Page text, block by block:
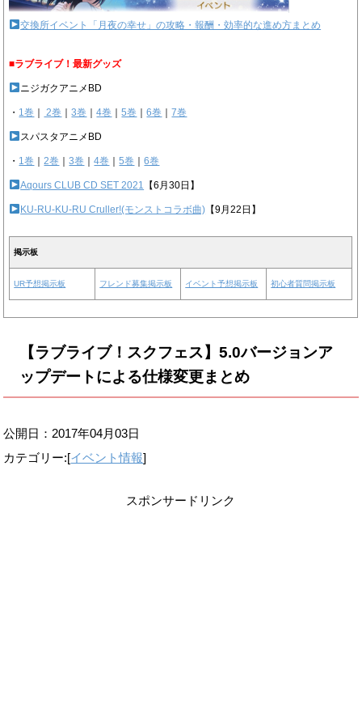
交換所イベント「月夜の幸せ」の攻略・報酬・効率的な進め方まとめ
■ラブライブ！最新グッズ
ニジガクアニメBD
・ 1巻 2巻 ｜3巻 ｜4巻 ｜5巻 ｜6巻 ｜7巻
スパスタアニメBD
・ 1巻 ｜2巻 ｜3巻 ｜4巻 ｜5巻 ｜6巻
Aqours CLUB CD SET 2021 【6月30日】
KU-RU-KU-RU Cruller!(モンストコラボ曲) 【9月22日】
掲示板
UR予想掲示板 フレンド募集掲示板 イベント予想掲示板 初心者質問掲示板
【ラブライブ！スクフェス】5.0バージョンア
ップデートによる仕様変更まとめ
公開日： 2017年04月03日
カテゴリー:[イベント情報]
スポンサードリンク